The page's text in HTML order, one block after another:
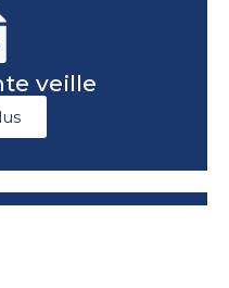
veille